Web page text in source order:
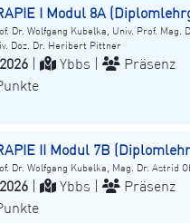
I Modul 8A
Dr. Wolfgang Kubelka, Univ. Prof. Mag.
Doz. Dr. Heribert Pittner
Ybbs |
Präsenz
II Modul 7B
Dr. Wolfgang Kubelka, Mag. Dr. Astrid
Ybbs |
Präsenz